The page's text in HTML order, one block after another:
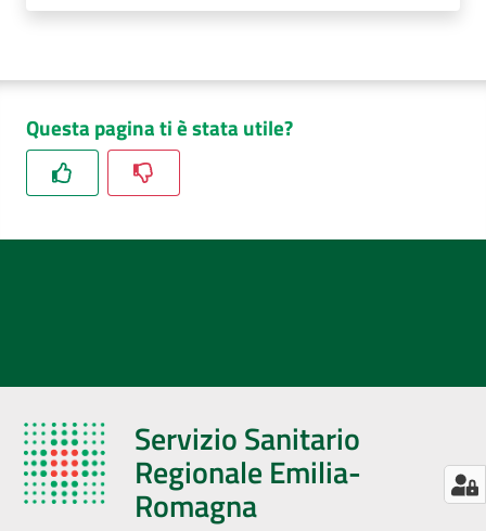
Questa pagina ti è stata utile?
Servizio Sanitario
Regionale Emilia-
Romagna